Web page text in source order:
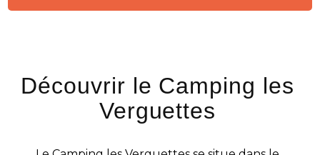
Découvrir le Camping les
Verguettes